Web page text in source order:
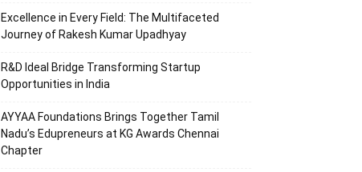
Excellence in Every Field: The Multifaceted
Journey of Rakesh Kumar Upadhyay
R&D Ideal Bridge Transforming Startup
Opportunities in India
AYYAA Foundations Brings Together Tamil
Nadu’s Edupreneurs at KG Awards Chennai
Chapter